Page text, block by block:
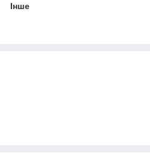
Інше